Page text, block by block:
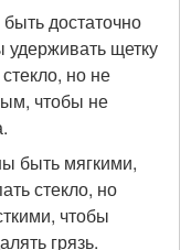
достаточно
щетку
но не
чтобы не
быть мягкими,
стекло, но
чтобы
грязь.